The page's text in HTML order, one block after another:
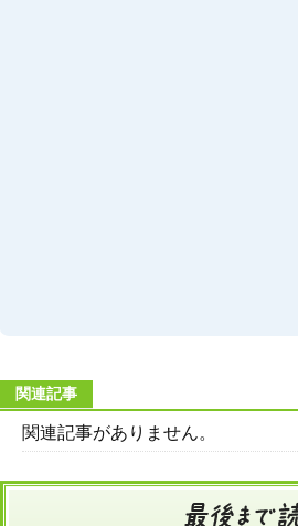
関連記事
関連記事がありません。